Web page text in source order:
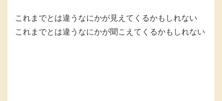
これまでとは違うなにかが見えてくるかもしれない
これまでとは違うなにかが聞こえてくるかもしれない